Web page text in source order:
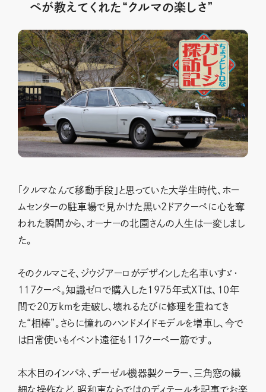
ペが教えてくれた“クルマの楽しさ”
「クルマなんて移動手段」と思っていた大学生時代、ホー
ムセンターの駐車場で見かけた黒い2ドアクーペに心を奪
われた瞬間から、オーナーの北園さんの人生は一変しまし
た。
そのクルマこそ、ジウジアーロがデザインした名車いすゞ・
117クーペ。知識ゼロで購入した1975年式XTは、10年
間で20万kmを走破し、壊れるたびに修理を重ねてき
た“相棒”。さらに憧れのハンドメイドモデルを増車し、今で
は日常使いもイベント遠征も117クーペ一筋です。
本木目のインパネ、ヂーゼル機器製クーラー、三角窓の繊
細な操作など、昭和車ならではのディテールを記事でお楽